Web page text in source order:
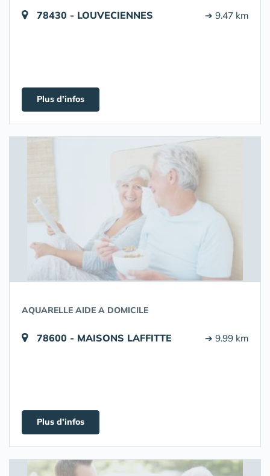
78430 - LOUVECIENNES ➔ 9.47 km
Plus d'infos
AQUARELLE AIDE A DOMICILE
78600 - MAISONS LAFFITTE ➔ 9.99 km
Plus d'infos